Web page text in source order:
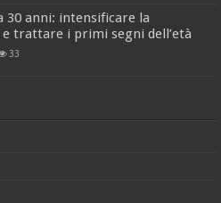
30 anni: intensificare la
trattare i primi segni dell’età
33